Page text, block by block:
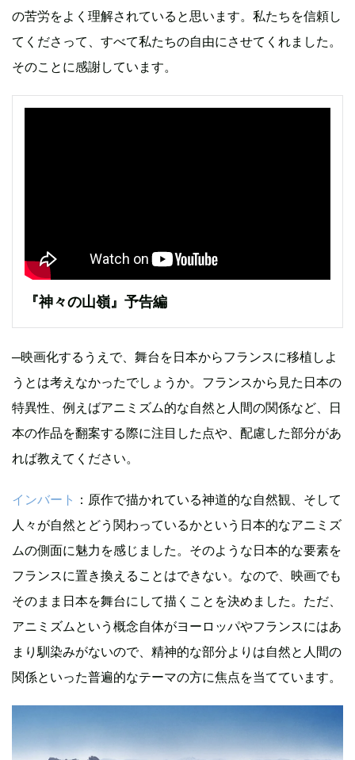
の苦労をよく理解されていると思います。私たちを信頼し
てくださって、すべて私たちの自由にさせてくれました。
そのことに感謝しています。
『神々の山嶺』予告編
─映画化するうえで、舞台を日本からフランスに移植しよ
うとは考えなかったでしょうか。フランスから見た日本の
特異性、例えばアニミズム的な自然と人間の関係など、日
本の作品を翻案する際に注目した点や、配慮した部分があ
れば教えてください。
インバート ：原作で描かれている神道的な自然観、そして
人々が自然とどう関わっているかという日本的なアニミズ
ムの側面に魅力を感じました。そのような日本的な要素を
フランスに置き換えることはできない。なので、映画でも
そのまま日本を舞台にして描くことを決めました。ただ、
アニミズムという概念自体がヨーロッパやフランスにはあ
まり馴染みがないので、精神的な部分よりは自然と人間の
関係といった普遍的なテーマの方に焦点を当てています。